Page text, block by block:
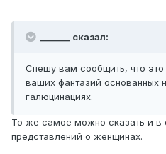
_______ сказал:
Спешу вам сообщить, что
ваших фантазий основанных
галюцинациях.
То же самое можно сказать и в
представлений о женщинах.